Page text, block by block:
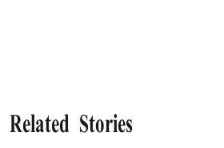
Related Stories